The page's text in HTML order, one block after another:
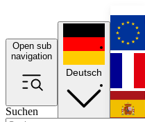
Open sub
navigation
Suchen
Deutsch